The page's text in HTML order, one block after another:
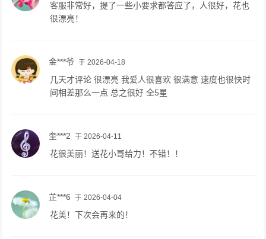
客服非常好，提了一些小要求都答应了，人很好，花也
很漂亮！
金***爷 于 2026-04-18
几天才评论 很漂亮 我爱人很喜欢 很满意 速度也很快时
间相差那么一点 总之很好 全5星
奎***2 于 2026-04-11
花很美丽！送花小哥给力！不错！！
芷***6 于 2026-04-04
花美！下次会再来的！